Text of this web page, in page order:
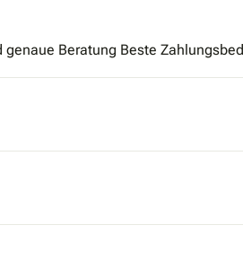
genaue Beratung Beste